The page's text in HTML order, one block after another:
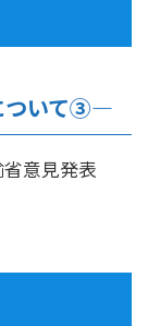
ついて③―
意見発表